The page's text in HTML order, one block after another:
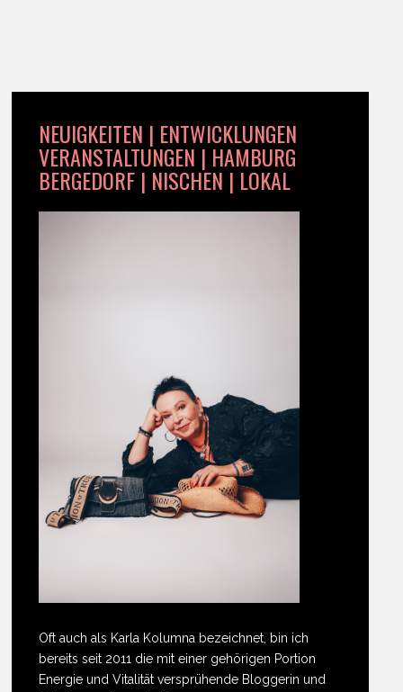
NEUIGKEITEN | ENTWICKLUNGEN
VERANSTALTUNGEN | HAMBURG
BERGEDORF | NISCHEN | LOKAL
Oft auch als Karla Kolumna bezeichnet, bin ich
bereits seit 2011 die mit einer gehörigen Portion
Energie und Vitalität versprühende Bloggerin und